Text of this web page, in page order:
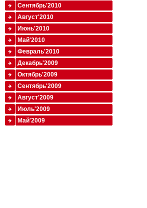
Сентябрь'2010
Август'2010
Июнь'2010
Май'2010
Февраль'2010
Декабрь'2009
Октябрь'2009
Сентябрь'2009
Август'2009
Июль'2009
Май'2009